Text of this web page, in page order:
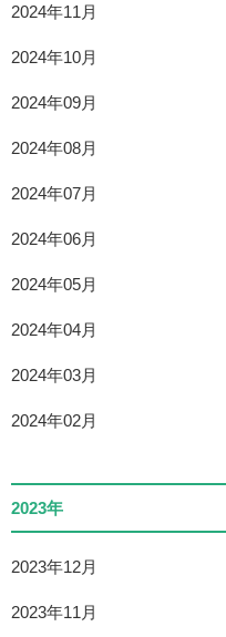
2024年11月
2024年10月
2024年09月
2024年08月
2024年07月
2024年06月
2024年05月
2024年04月
2024年03月
2024年02月
2023年
2023年12月
2023年11月